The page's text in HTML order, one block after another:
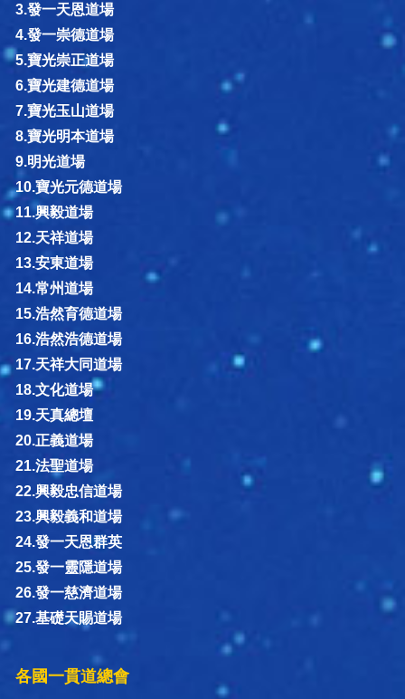
3.發一天恩道場
4.發一崇德道場
5.寶光崇正道場
6.寶光建德道場
7.寶光玉山道場
8.寶光明本道場
9.明光道場
10.寶光元德道場
11.興毅道場
12.天祥道場
13.安東道場
14.常州道場
15.浩然育德道場
16.浩然浩德道場
17.天祥大同道場
18.文化道場
19.天真總壇
20.正義道場
21.法聖道場
22.興毅忠信道場
23.興毅義和道場
24.發一天恩群英
25.發一靈隱道場
26.發一慈濟道場
27.基礎天賜道場
各國一貫道總會